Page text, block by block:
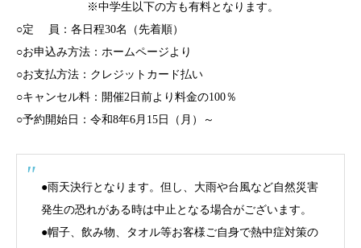
※中学生以下の方も有料となります。
○定 員：各日程30名（先着順）
○お申込み方法：ホームページより
○お支払方法：クレジットカード払い
○キャンセル料：開催2日前より料金の100％
○予約開始日：令和8年6月15日（月）～
●雨天決行となります。但し、大雨や台風など自然災害
発生の恐れがある時は中止となる場合がございます。
●帽子、飲み物、タオル等お客様ご自身で熱中症対策の